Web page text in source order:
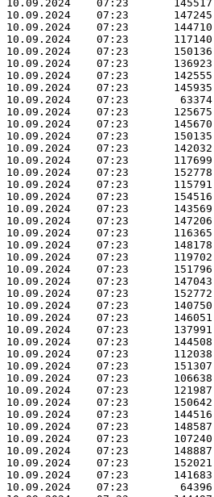
10.09.2024    07:23       145517
10.09.2024    07:23       147245
10.09.2024    07:23       144710
10.09.2024    07:23       117140
10.09.2024    07:23       150136
10.09.2024    07:23       136923
10.09.2024    07:23       142555
10.09.2024    07:23       145935
10.09.2024    07:23        63374
10.09.2024    07:23       125675
10.09.2024    07:23       145670
10.09.2024    07:23       150135
10.09.2024    07:23       142032
10.09.2024    07:23       117699
10.09.2024    07:23       152778
10.09.2024    07:23       115791
10.09.2024    07:23       154516
10.09.2024    07:23       143569
10.09.2024    07:23       147206
10.09.2024    07:23       116365
10.09.2024    07:23       148178
10.09.2024    07:23       119702
10.09.2024    07:23       151796
10.09.2024    07:23       147043
10.09.2024    07:23       152772
10.09.2024    07:23       140750
10.09.2024    07:23       146051
10.09.2024    07:23       137991
10.09.2024    07:23       144508
10.09.2024    07:23       112038
10.09.2024    07:23       151307
10.09.2024    07:23       106638
10.09.2024    07:23       121987
10.09.2024    07:23       150642
10.09.2024    07:23       144516
10.09.2024    07:23       148587
10.09.2024    07:23       107240
10.09.2024    07:23       148887
10.09.2024    07:23       152021
10.09.2024    07:23       141683
10.09.2024    07:23        64396